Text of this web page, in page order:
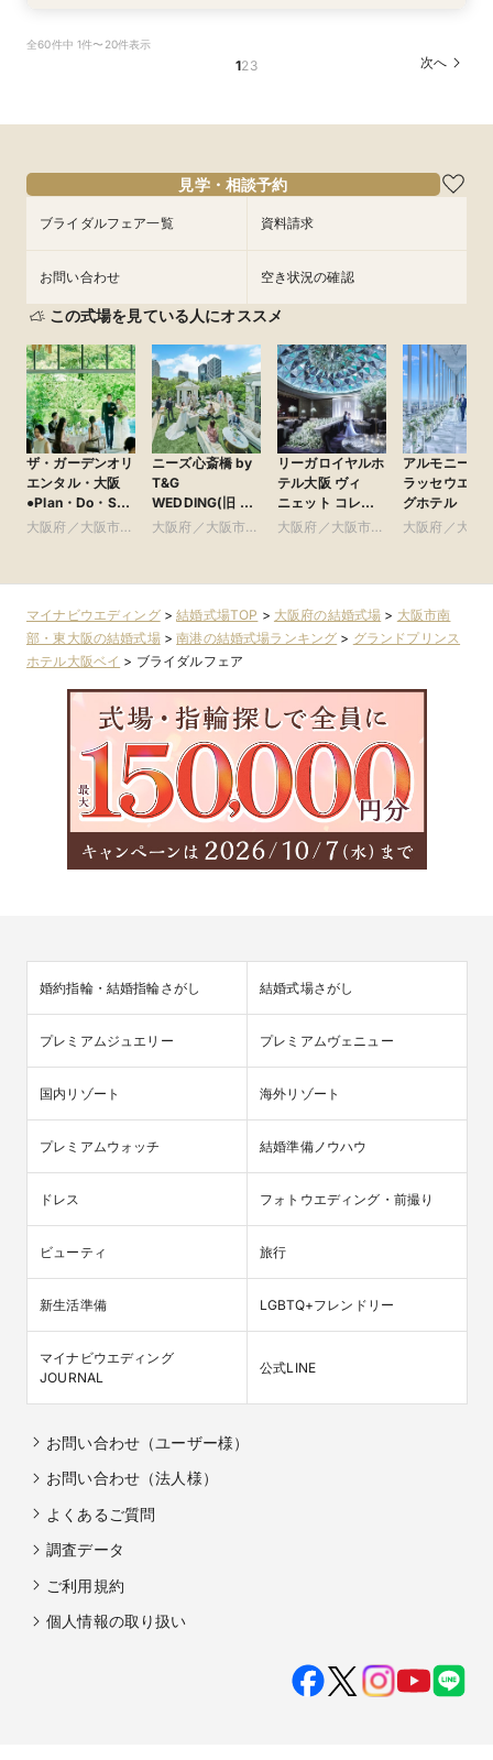
9/6
フェア】豪華3万試食×130万特典
9/6
ペルで挙式体験×贅沢貸切邸宅
9/6
得な67万円プラン紹介フェア
9/6
な家族と過ごすペット婚相談会
フェアを予約
9/6
選牛の絶品コース試食フェア
フェアを予約
9/6
見積り相談×特選和牛試食
全60件中 1件〜20件表示
123 次へ
見学・相談予約
ブライダルフェア一覧 資料請求
お問い合わせ 空き状況の確認
この式場を見ている人にオススメ
ザ・ガーデンオリ
エンタル・大阪
●Plan・Do・See
グループ
大阪府／大阪市北
ニーズ心斎橋 by
T&G
WEDDING(旧 ア
ルモニーアンブ
大阪府／大阪市南
リーガロイヤルホ
テル大阪 ヴィ
ニェット コレク
ション
大阪府／大阪市北
アルモニーア
ラッセウエデ
グホテル
大阪府／大阪
マイナビウエディング>結婚式場TOP > 大阪府の結婚式場 > 大阪市南
部・東大阪の結婚式場>南港の結婚式場ランキング > グランドプリンス
ホテル大阪ベイ > ブライダルフェア
婚約指輪・結婚指輪さがし 結婚式場さがし
プレミアムジュエリー プレミアムヴェニュー
国内リゾート 海外リゾート
プレミアムウォッチ 結婚準備ノウハウ
ドレス フォトウエディング・前撮り
ビューティ 旅行
新生活準備 LGBTQ+フレンドリー
マイナビウエディング
JOURNAL
公式LINE
お問い合わせ（ユーザー様）
お問い合わせ（法人様）
よくあるご質問
調査データ
ご利用規約
個人情報の取り扱い